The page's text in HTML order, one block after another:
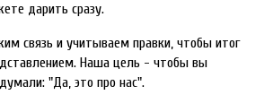
дарить сразу.
связь и учитываем правки, чтобы итог
Наша цель - чтобы вы
"Да, это про нас".